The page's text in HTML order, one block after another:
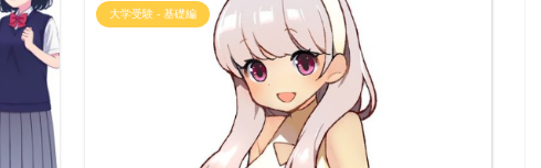
大学受験 - 基礎編